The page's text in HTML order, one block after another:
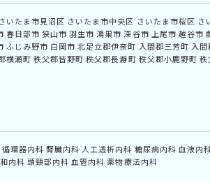
いたま市見沼区 さいたま市中央区 さいたま市桜区 さ
春日部市 狭山市 羽生市 鴻巣市 深谷市 上尾市 越谷市
ふじみ野市 白岡市 北足立郡伊奈町 入間郡三芳町 入
横瀬町 秩父郡皆野町 秩父郡長瀞町 秩父郡小鹿野町 秩
循環器内科 腎臓内科 人工透析内科 糖尿病内科 血液内
内科 頭頸部内科 血管内科 薬物療法内科